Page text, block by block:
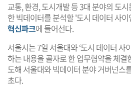
교통, 환경, 도시개발 등 3대 분야의 도
한 빅데이터를 분석할 '도시 데이터 사
혁신파크에 들어선다.
서울시는 7일 서울대와 ‘도시 데이터 사
하는 내용을 골자로 한 업무협약을 체결
도해 서울대와 빅데이터 분야 거버넌스
초다.